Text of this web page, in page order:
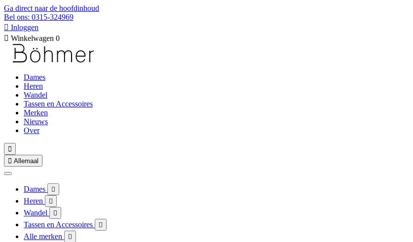
Ga direct naar de hoofdinhoud
Bel ons: 0315-324969
 Inloggen
 Winkelwagen 0
Dames
Heren
Wandel
Tassen en Accessoires
Merken
Nieuws
Over

 Allemaal
Dames 
Heren 
Wandel 
Tassen en Accessoires 
Alle merken 